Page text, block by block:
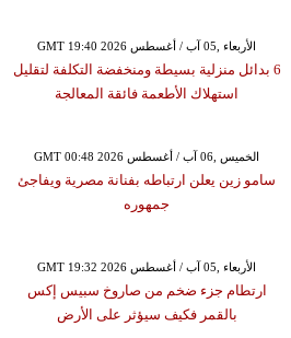
GMT 19:40 2026 الأربعاء ,05 آب / أغسطس
6 بدائل منزلية بسيطة ومنخفضة التكلفة لتقليل
استهلاك الأطعمة فائقة المعالجة
GMT 00:48 2026 الخميس ,06 آب / أغسطس
سامو زين يعلن ارتباطه بفنانة مصرية ويفاجئ
جمهوره
GMT 19:32 2026 الأربعاء ,05 آب / أغسطس
ارتطام جزء ضخم من صاروخ سبيس إكس
بالقمر فكيف سيؤثر على الأرض